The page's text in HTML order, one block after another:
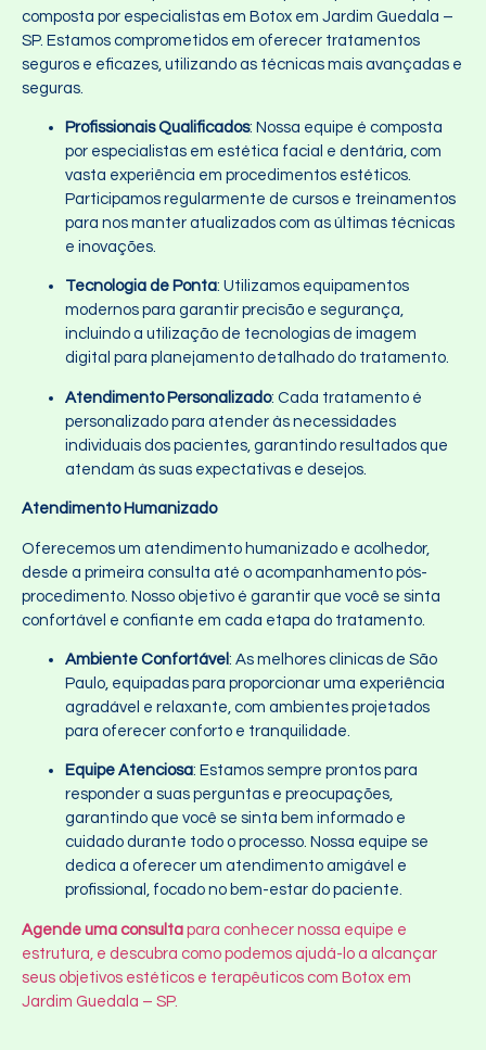
composta por especialistas em Botox em Jardim Guedala –
SP. Estamos comprometidos em oferecer tratamentos
seguros e eficazes, utilizando as técnicas mais avançadas e
seguras.
Profissionais Qualificados: Nossa equipe é composta
por especialistas em estética facial e dentária, com
vasta experiência em procedimentos estéticos.
Participamos regularmente de cursos e treinamentos
para nos manter atualizados com as últimas técnicas
e inovações.
Tecnologia de Ponta: Utilizamos equipamentos
modernos para garantir precisão e segurança,
incluindo a utilização de tecnologias de imagem
digital para planejamento detalhado do tratamento.
Atendimento Personalizado: Cada tratamento é
personalizado para atender às necessidades
individuais dos pacientes, garantindo resultados que
atendam às suas expectativas e desejos.
Atendimento Humanizado
Oferecemos um atendimento humanizado e acolhedor,
desde a primeira consulta até o acompanhamento pós-
procedimento. Nosso objetivo é garantir que você se sinta
confortável e confiante em cada etapa do tratamento.
Ambiente Confortável : As melhores clinicas de São
Paulo, equipadas para proporcionar uma experiência
agradável e relaxante, com ambientes projetados
para oferecer conforto e tranquilidade.
Equipe Atenciosa: Estamos sempre prontos para
responder a suas perguntas e preocupações,
garantindo que você se sinta bem informado e
cuidado durante todo o processo. Nossa equipe se
dedica a oferecer um atendimento amigável e
profissional, focado no bem-estar do paciente.
Agende uma consulta para conhecer nossa equipe e
estrutura, e descubra como podemos ajudá-lo a alcançar
seus objetivos estéticos e terapêuticos com Botox em
Jardim Guedala – SP.